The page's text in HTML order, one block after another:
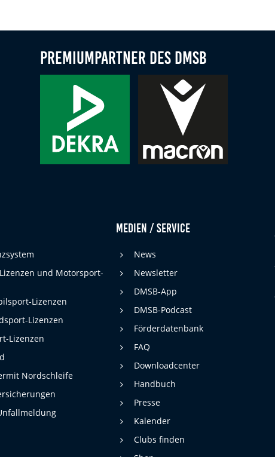
Premiumpartner des DMSB
und Motorsport-
Lizenzen
Lizenzen
Lizenzen
Nordschleife
Medien / Service
News
Newsletter
DMSB-App
DMSB-Podcast
Förderdatenbank
FAQ
Downloadcenter
Handbuch
Presse
Kalender
Clubs finden